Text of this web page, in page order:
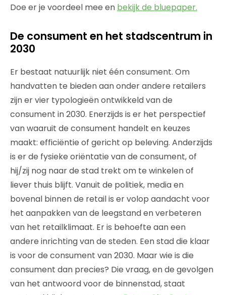
Doe er je voordeel mee en bekijk de bluepaper.
De consument en het stadscentrum in
2030
Er bestaat natuurlijk niet één consument. Om
handvatten te bieden aan onder andere retailers
zijn er vier typologieën ontwikkeld van de
consument in 2030. Enerzijds is er het perspectief
van waaruit de consument handelt en keuzes
maakt: efficiëntie of gericht op beleving. Anderzijds
is er de fysieke oriëntatie van de consument, of
hij/zij nog naar de stad trekt om te winkelen of
liever thuis blijft. Vanuit de politiek, media en
bovenal binnen de retail is er volop aandacht voor
het aanpakken van de leegstand en verbeteren
van het retailklimaat. Er is behoefte aan een
andere inrichting van de steden. Een stad die klaar
is voor de consument van 2030. Maar wie is die
consument dan precies? Die vraag, en de gevolgen
van het antwoord voor de binnenstad, staat